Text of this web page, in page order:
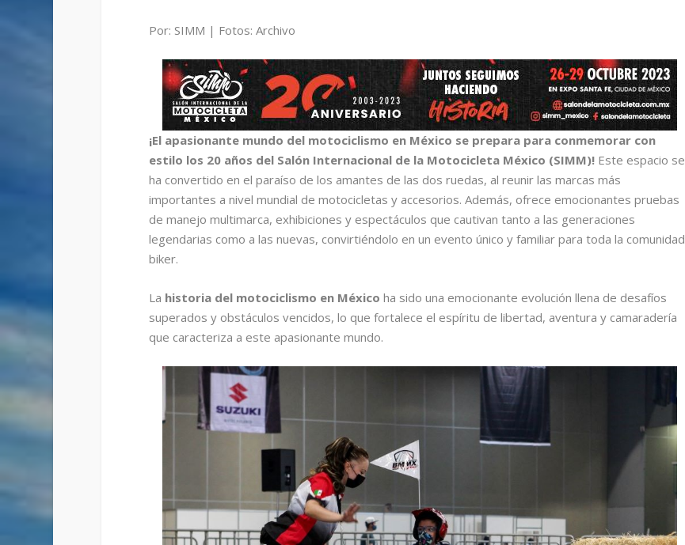
Por: SIMM | Fotos: Archivo
¡El apasionante mundo del motociclismo en México se prepara para conmemorar con
estilo los 20 años del Salón Internacional de la Motocicleta México (SIMM)!Este espacio se
ha convertido en el paraíso de los amantes de las dos ruedas, al reunir las marcas más
importantes a nivel mundial de motocicletas y accesorios. Además, ofrece emocionantes pruebas
de manejo multimarca, exhibiciones y espectáculos que cautivan tanto a las generaciones
legendarias como a las nuevas, convirtiéndolo en un evento único y familiar para toda la comunidad
biker.
La historia del motociclismo en México ha sido una emocionante evolución llena de desafíos
superados y obstáculos vencidos, lo que fortalece el espíritu de libertad, aventura y camaradería
que caracteriza a este apasionante mundo.